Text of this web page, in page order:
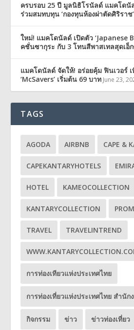
ครบรอบ 25 ปี มูลนิธิโรนัลด์ แมคโดนั
ร่วมสมทบทุน ‘กองทุนห้องผ่าตัดศิริราช’
ใหม่! แมคโดนัลด์ เปิดตัว ‘Japanese
คชั่นซากุระ กับ 3 โทนสีพาสเทลสุดเอ็
แมคโดนัลด์ จัดให้! อร่อยคุ้ม ฟินเวอร์
‘McSavers’ เริ่มต้น 69 บาท June 23,
TAGS
AGODA AIRBNB CAPE &
CAPEKANTARYHOTELS
HOTEL KAMEOCOLLECTION
KANTARYCOLLECTION
TRAVEL TRAVELINTREND
การท่องเทียวแห่งประเทศไทย
การท่องเที่ยวแห่งประเทศไทย สำนั
กิจกรรม ข่าว ข่าวท่องเที่ยว